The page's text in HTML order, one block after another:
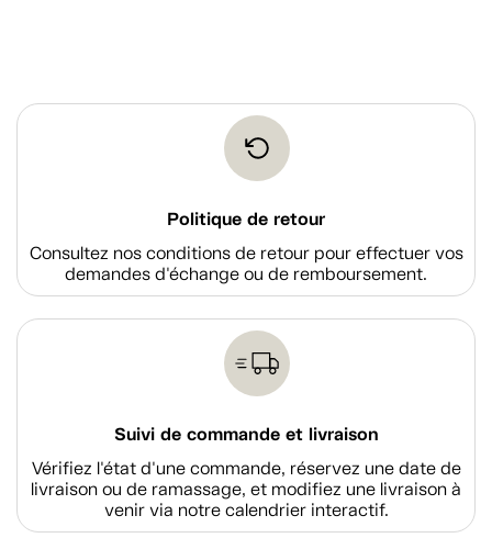
Politique de retour
Consultez nos conditions de retour pour effectuer vos
demandes d'échange ou de remboursement.
Suivi de commande et livraison
Vérifiez l'état d'une commande, réservez une date de
livraison ou de ramassage, et modifiez une livraison à
venir via notre calendrier interactif.